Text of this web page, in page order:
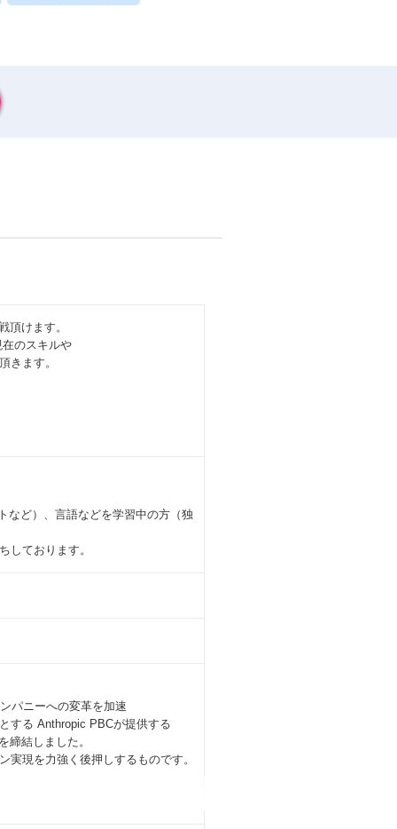
頂けます。
のスキルや
きます。
など）、言語などを学習中の方（独
しております。
パニーへの変革を加速
する Anthropic PBCが提供する
結しました。
現を力強く後押しするものです。